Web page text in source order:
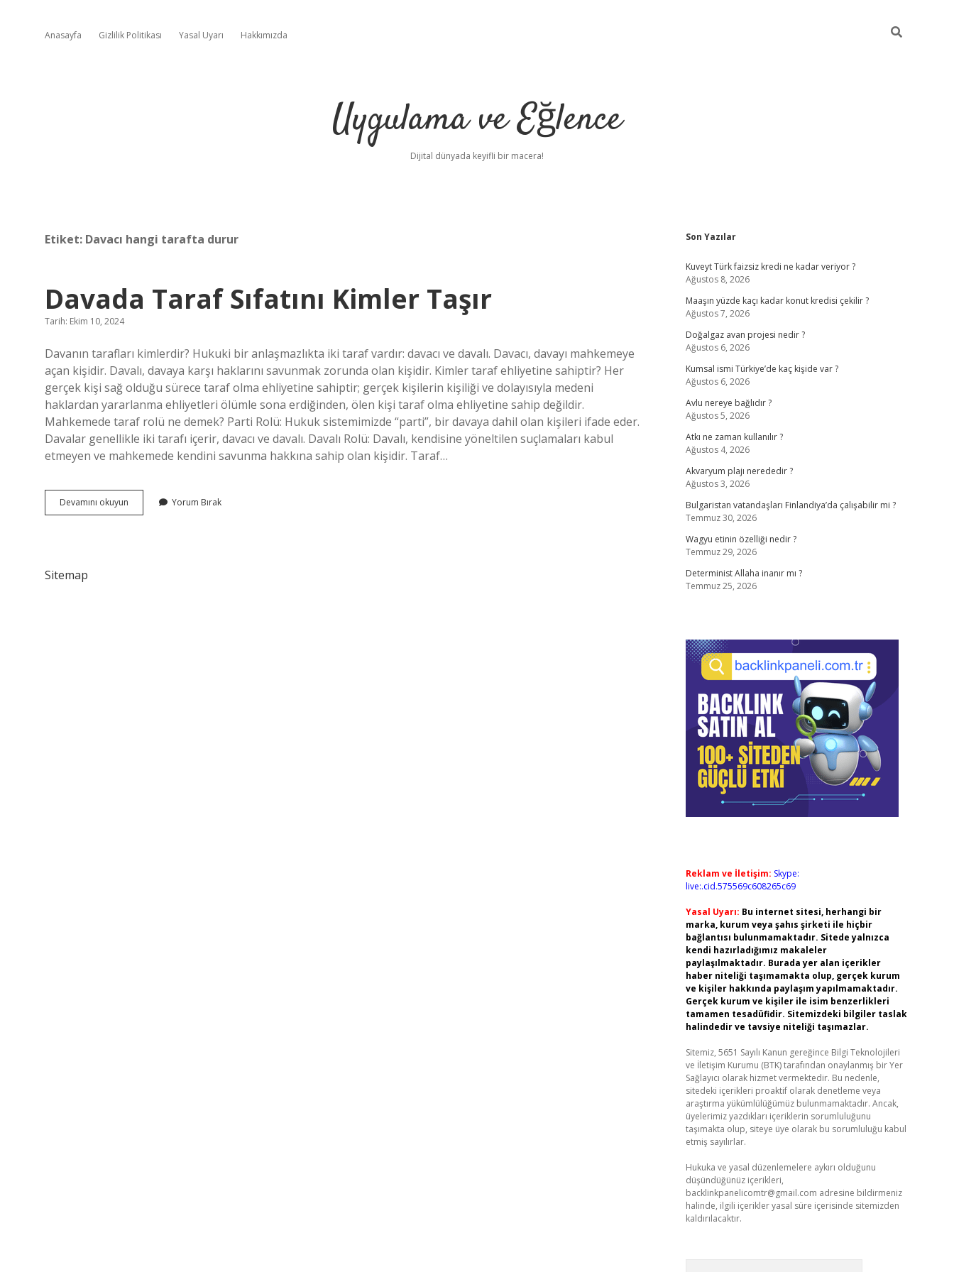
Anasayfa Gizlilik Politikası Yasal Uyarı Hakkımızda
Uygulama ve Eğlence
Dijital dünyada keyifli bir macera!
Etiket: Davacı hangi tarafta durur
Davada Taraf Sıfatını Kimler Taşır
Tarih: Ekim 10, 2024
Davanın tarafları kimlerdir? Hukuki bir anlaşmazlıkta iki taraf vardır: davacı ve davalı. Davacı, davayı mahkemeye
açan kişidir. Davalı, davaya karşı haklarını savunmak zorunda olan kişidir. Kimler taraf ehliyetine sahiptir? Her
gerçek kişi sağ olduğu sürece taraf olma ehliyetine sahiptir; gerçek kişilerin kişiliği ve dolayısıyla medeni
haklardan yararlanma ehliyetleri ölümle sona erdiğinden, ölen kişi taraf olma ehliyetine sahip değildir.
Mahkemede taraf rolü ne demek? Parti Rolü: Hukuk sistemimizde “parti”, bir davaya dahil olan kişileri ifade eder.
Davalar genellikle iki tarafı içerir, davacı ve davalı. Davalı Rolü: Davalı, kendisine yöneltilen suçlamaları kabul
etmeyen ve mahkemede kendini savunma hakkına sahip olan kişidir. Taraf…
Devamını okuyun
Taraf
Yorum Bırak
Sitemap
Sidebar
Son Yazılar
Kuveyt Türk faizsiz kredi ne kadar veriyor ?
Ağustos 8, 2026
Maaşın yüzde kaçı kadar konut kredisi çekilir ?
Ağustos 7, 2026
Doğalgaz avan projesi nedir ?
Ağustos 6, 2026
Kumsal ismi Türkiye’de kaç kişide var ?
Ağustos 6, 2026
Avlu nereye bağlıdır ?
Ağustos 5, 2026
Atkı ne zaman kullanılır ?
Ağustos 4, 2026
Akvaryum plajı nerededir ?
Ağustos 3, 2026
Bulgaristan vatandaşları Finlandiya’da çalışabilir mi ?
Temmuz 30, 2026
Wagyu etinin özelliği nedir ?
Temmuz 29, 2026
Determinist Allaha inanır mı ?
Temmuz 25, 2026
Reklam ve İletişim: Skype:
live:.cid.575569c608265c69
Yasal Uyarı: Bu internet sitesi, herhangi bir
marka, kurum veya şahıs şirketi ile hiçbir
bağlantısı bulunmamaktadır. Sitede yalnızca
kendi hazırladığımız makaleler
paylaşılmaktadır. Burada yer alan içerikler
haber niteliği taşımamakta olup, gerçek kurum
ve kişiler hakkında paylaşım yapılmamaktadır.
Gerçek kurum ve kişiler ile isim benzerlikleri
tamamen tesadüfidir. Sitemizdeki bilgiler taslak
halindedir ve tavsiye niteliği taşımazlar.
Sitemiz, 5651 Sayılı Kanun gereğince Bilgi Teknolojileri
ve İletişim Kurumu (BTK) tarafından onaylanmış bir Yer
Sağlayıcı olarak hizmet vermektedir. Bu nedenle,
sitedeki içerikleri proaktif olarak denetleme veya
araştırma yükümlülüğümüz bulunmamaktadır. Ancak,
üyelerimiz yazdıkları içeriklerin sorumluluğunu
taşımakta olup, siteye üye olarak bu sorumluluğu kabul
etmiş sayılırlar.
Hukuka ve yasal düzenlemelere aykırı olduğunu
düşündüğünüz içerikleri,
backlinkpanelicomtr@gmail.com adresine bildirmeniz
halinde, ilgili içerikler yasal süre içerisinde sitemizden
kaldırılacaktır.